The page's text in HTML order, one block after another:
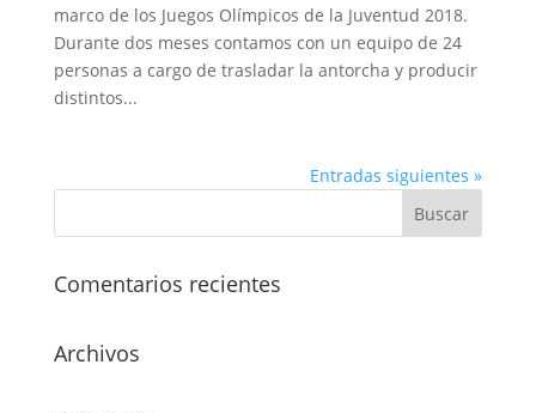
marco de los Juegos Olímpicos de la Juventud 2018.
Durante dos meses contamos con un equipo de 24
personas a cargo de trasladar la antorcha y producir
distintos...
Entradas siguientes »
Comentarios recientes
Archivos